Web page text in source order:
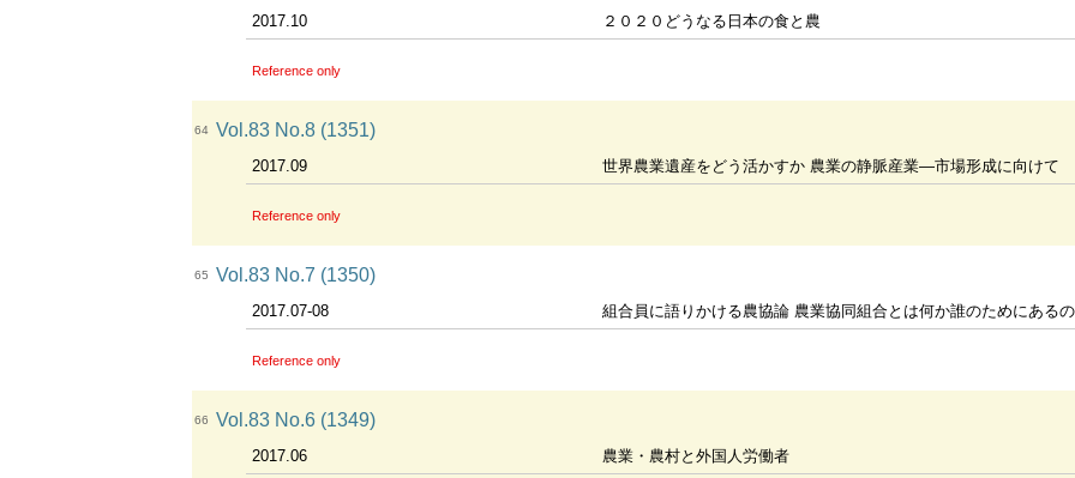
2017.10 ２０２０どうなる日本の食と農
Reference only
64 Vol.83 No.8 (1351)
2017.09 世界農業遺産をどう活かすか 農業の静脈産業―市場形成に向けて
Reference only
65 Vol.83 No.7 (1350)
2017.07-08 組合員に語りかける農協論 農業協同組合とは何か誰のためにある
Reference only
66 Vol.83 No.6 (1349)
2017.06 農業・農村と外国人労働者